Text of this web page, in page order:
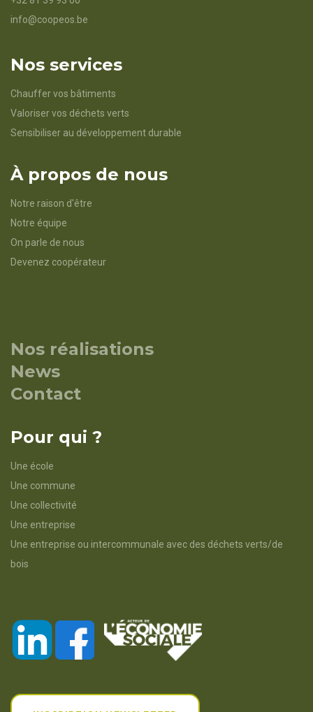
info@coopeos.be
Nos services
Chauffer vos bâtiments
Valoriser vos déchets verts
Sensibiliser au développement durable
À propos de nous
Notre raison d'être
Notre équipe
On parle de nous
Devenez coopérateur
Nos réalisations
News
Contact
Pour qui ?
Une école
Une commune
Une collectivité
Une entreprise
Une entreprise ou intercommunale avec des déchets verts/de
bois